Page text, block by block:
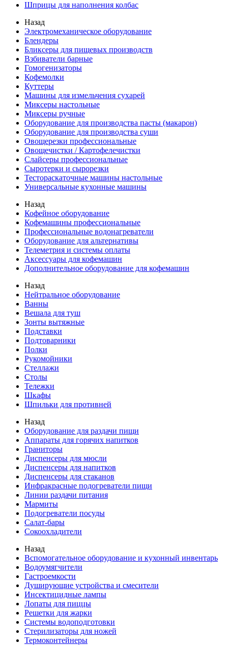
Шприцы для наполнения колбас
Назад
Электромеханическое оборудование
Блендеры
Бликсеры для пищевых производств
Взбиватели барные
Гомогенизаторы
Кофемолки
Куттеры
Машины для измельчения сухарей
Миксеры настольные
Миксеры ручные
Оборудование для производства пасты (макарон)
Оборудование для производства суши
Овощерезки профессиональные
Овощечистки / Картофелечистки
Слайсеры профессиональные
Сыротерки и сырорезки
Тестораскаточные машины настольные
Универсальные кухонные машины
Назад
Кофейное оборудование
Кофемашины профессиональные
Профессиональные водонагреватели
Оборудование для альтернативы
Телеметрия и системы оплаты
Аксессуары для кофемашин
Дополнительное оборудование для кофемашин
Назад
Нейтральное оборудование
Ванны
Вешала для туш
Зонты вытяжные
Подставки
Подтоварники
Полки
Рукомойники
Стеллажи
Столы
Тележки
Шкафы
Шпильки для противней
Назад
Оборудование для раздачи пищи
Аппараты для горячих напитков
Граниторы
Диспенсеры для мюсли
Диспенсеры для напитков
Диспенсеры для стаканов
Инфракрасные подогреватели пищи
Линии раздачи питания
Мармиты
Подогреватели посуды
Салат-бары
Сокоохладители
Назад
Вспомогательное оборудование и кухонный инвентарь
Водоумягчители
Гастроемкости
Душирующие устройства и смесители
Инсектицидные лампы
Лопаты для пиццы
Решетки для жарки
Системы водоподготовки
Стерилизаторы для ножей
Термоконтейнеры